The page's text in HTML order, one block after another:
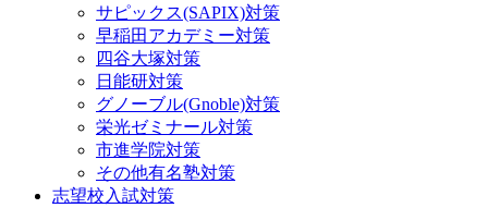
サピックス(SAPIX)対策
早稲田アカデミー対策
四谷大塚対策
日能研対策
グノーブル(Gnoble)対策
栄光ゼミナール対策
市進学院対策
その他有名塾対策
志望校入試対策